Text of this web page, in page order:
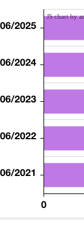
2025
2024
2023
2022
2021
0
JS chart by